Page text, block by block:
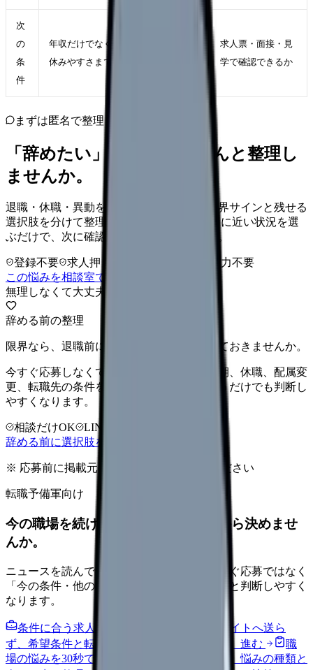
次
の
条
件
年収だけでなく、夜勤回数・残業・
休みやすさまで納得できる職場
求人票・面接・見
学で確認できるか
まずは匿名で整理
「辞めたい」を、カンゴさんと整理し
ませんか。
退職・休職・異動を急いで決める前に、限界サインと残せる
選択肢を分けて整理します。 「辞めたい」に近い状況を選
ぶだけで、次に確認することまで進めます。
登録不要 求人押し売りなし
病院名は入力不要
この悩みを相談室で整理する
無理しなくて大丈夫
辞める前の整理
限界なら、退職前に次の逃げ道だけ確保しておきませんか。
今すぐ応募しなくても大丈夫です。退職時期、休職、配属変
更、転職先の条件を第三者に整理してもらうだけでも判断し
やすくなります。
相談だけOK LINE相談OK
辞める前に選択肢を確認する
※ 応募前に掲載元の最新情報を確認してください
転職予備軍向け
今の職場を続けるか、条件を比べてから決めませ
んか。
ニュースを読んで不安が強くなった時は、すぐ応募ではなく
「今の条件・他の選択肢・相談先」を分けると判断しやすく
なります。
条件に合う求人通知を受け取る
外部転職サイトへ送ら
ず、希望条件と転職時期を自社で預かります。 進む
職
場の悩みを30秒で診断
辞めるべきか迷う前に、悩みの種類と